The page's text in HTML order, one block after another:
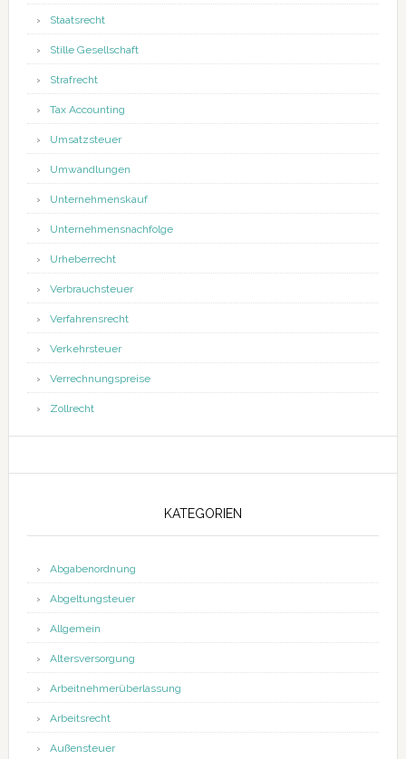
Staatsrecht
Stille Gesellschaft
Strafrecht
Tax Accounting
Umsatzsteuer
Umwandlungen
Unternehmenskauf
Unternehmensnachfolge
Urheberrecht
Verbrauchsteuer
Verfahrensrecht
Verkehrsteuer
Verrechnungspreise
Zollrecht
KATEGORIEN
Abgabenordnung
Abgeltungsteuer
Allgemein
Altersversorgung
Arbeitnehmerüberlassung
Arbeitsrecht
Außensteuer